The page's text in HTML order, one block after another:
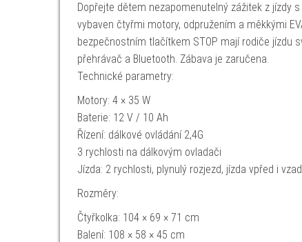
Dopřejte dětem nezapomenutelný zážitek z jízdy
vybaven čtyřmi motory, odpružením a měkkými
bezpečnostním tlačítkem STOP mají rodiče jízdu
přehrávač a Bluetooth. Zábava je zaručena.
Technické parametry:
Motory: 4 × 35 W
Baterie: 12 V / 10 Ah
Řízení: dálkové ovládání 2,4G
3 rychlosti na dálkovým ovladači
Jízda: 2 rychlosti, plynulý rozjezd, jízda vpřed i vzad
Rozměry:
Čtyřkolka: 104 × 69 × 71 cm
Balení: 108 × 58 × 45 cm